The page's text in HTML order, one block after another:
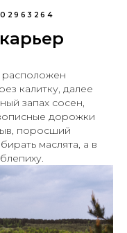
расположен
калитку, далее
запах сосен,
дорожки
поросший
маслята, а в